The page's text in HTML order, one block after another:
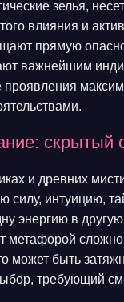
зелья,
влияния и
прямую
важнейшим
скрытый
и древних
силу, интуицию,
энергию в
метафорой
может быть
требующий